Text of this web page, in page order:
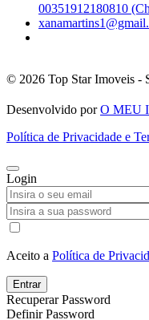
00351912180810
© 2026 Top Star Imoveis -
Desenvolvido porO MEU
Política de Privacidade e
Login
Aceito a Política de
Entrar
Recuperar Password
Definir Password